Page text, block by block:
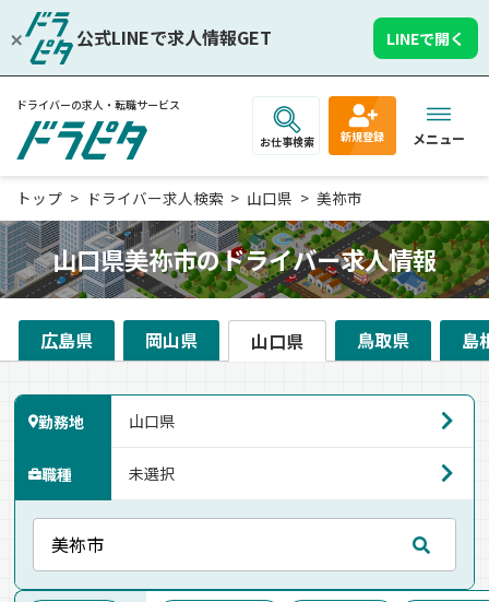
公式LINEで求人情報GET LINEで開く
ドライバーの求人・転職サービス
お仕事検索 新規登録 メニュー
トップ ドライバー求人検索 山口県 美祢市
山口県美祢市のドライバー求人情報
広島県 岡山県 山口県 鳥取県 島
勤務地
職種